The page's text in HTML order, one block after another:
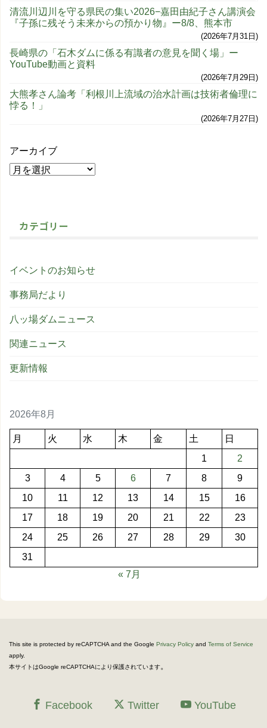
清流川辺川を守る県民の集い2026−嘉田由紀子さん講演会
『子孫に残そう未来からの預かり物』ー8/8、熊本市
2026年7月31日
長崎県の「石木ダムに係る有識者の意見を聞く場」ー
YouTube動画と資料
2026年7月29日
大熊孝さん論考「利根川上流域の治水計画は技術者倫理に
悖る！」
2026年7月27日
アーカイブ
カテゴリー
イベントのお知らせ
事務局だより
八ッ場ダムニュース
関連ニュース
更新情報
2026年8月
月 火 水 木 金 土
日
1
2
3
4 5 6 7 8
9
10
11 12 13 14 15
16
17
18 19 20 21 22
23
24
25 26 27 28 29
30
31
« 7月
This site is protected by reCAPTCHA and the Google Privacy Policy and Terms of Service
apply.
本サイトはGoogle reCAPTCHAにより保護されています。
Facebook Twitter YouTube